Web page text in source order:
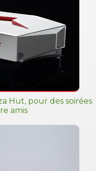
Hut, pour des soirées
amis